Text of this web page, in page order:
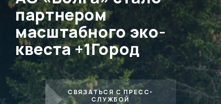
партнером
масштабного эко-
квеста +1Город
СВЯЗАТЬСЯ С ПРЕСС-
СЛУЖБОЙ